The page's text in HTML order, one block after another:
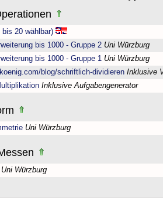
20 wählbar)
bis 1000 - Gruppe 2 Uni Würzburg
bis 1000 - Gruppe 1 Uni Würzburg
blog/schriftlich-dividieren Inklusive
Inklusive Aufgabengenerator
Uni Würzburg
Uni Würzburg